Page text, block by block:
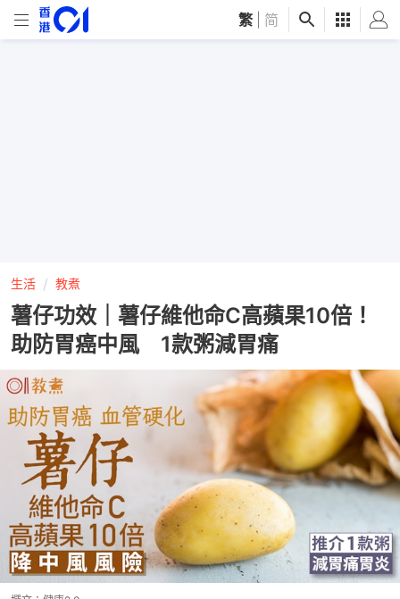
繁 简
生活 教煮
薯仔功效｜薯仔維他命C高蘋果10倍！
助防胃癌中風 1款粥減胃痛